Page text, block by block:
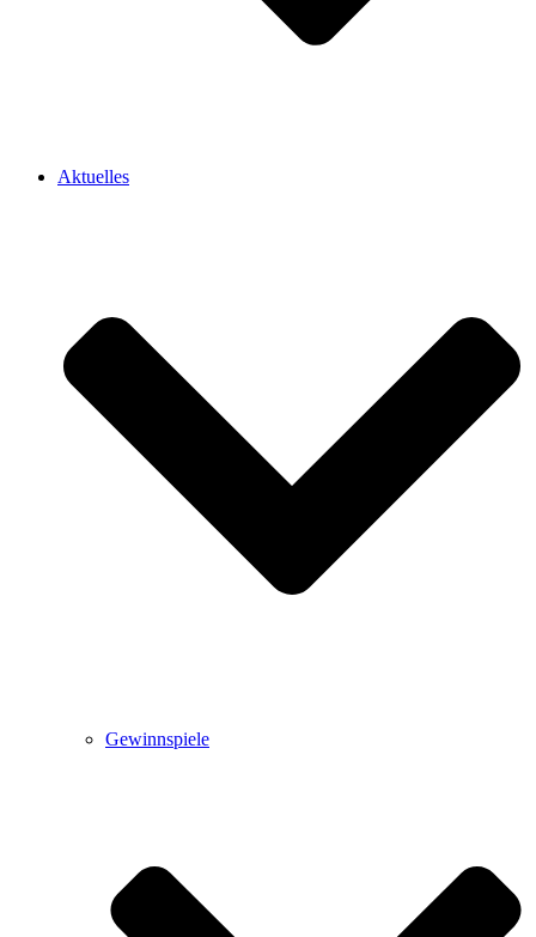
Aktuelles
Gewinnspiele